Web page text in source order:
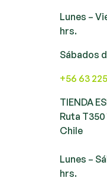
Lunes –
hrs.
Sábados
+56 63
TIENDA
Ruta T350
Chile
Lunes –
hrs.